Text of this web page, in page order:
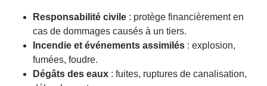
Responsabilité civile : protège financièrement en
cas de dommages causés à un tiers.
Incendie et événements assimilés : explosion,
fumées, foudre.
Dégâts des eaux : fuites, ruptures de canalisation,